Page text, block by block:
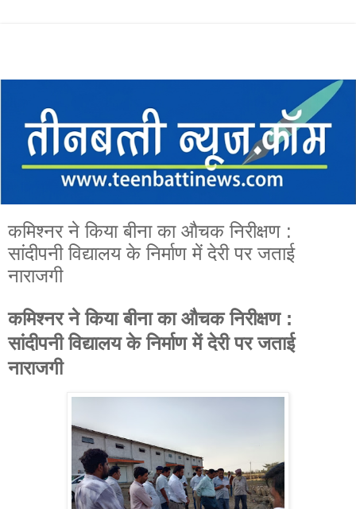
कमिश्नर ने किया बीना का औचक निरीक्षण :
सांदीपनी विद्यालय के निर्माण में देरी पर जताई
नाराजगी
कमिश्नर ने किया बीना का औचक निरीक्षण :
सांदीपनी विद्यालय के निर्माण में देरी पर जताई
नाराजगी